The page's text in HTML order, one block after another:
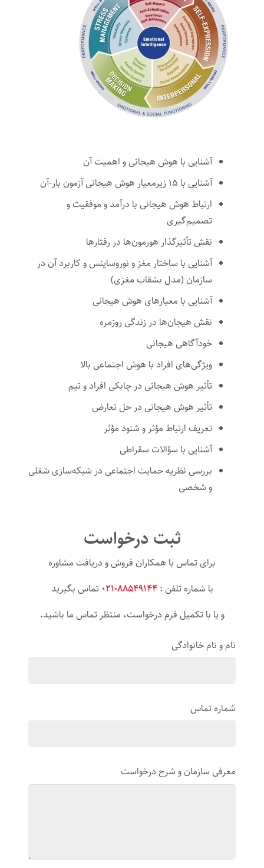
آشنایی با هوش هیجانی و اهمیت آن
آشنایی با ۱۵ زیرمعیار هوش هیجانی آزمون بار-آن
ارتباط هوش هیجانی با درآمد و موفقیت و
تصمیم‌گیری
نقش تأثیرگذار هورمون‌ها در رفتارها
آشنایی با ساختار مغز و نوروساینس و کاربرد آن در
سازمان (مدل بشقاب مغزی)
آشنایی با معیارهای هوش هیجانی
نقش هیجان‌ها در زندگی روزمره
خودآگاهی هیجانی
ویژگی‌های افراد با هوش اجتماعی بالا
تأثیر هوش هیجانی در چابکی افراد و تیم
تأثیر هوش هیجانی در حل تعارض
تعریف ارتباط مؤثر و شنود مؤثر
آشنایی با سؤالات سقراطی
بررسی نظریه حمایت اجتماعی در شبکه‌سازی شغلی
و شخصی
ثبت درخواست
برای تماس با همکاران فروش و دریافت مشاوره
با شماره تلفن :۸۸۵۴۹۱۴۴-۰۲۱
تماس بگیرید
و یا با تکمیل فرم درخواست، منتظر تماس ما باشید.
نام و نام خانوادگی
شماره تماس
معرفی سازمان و شرح درخواست